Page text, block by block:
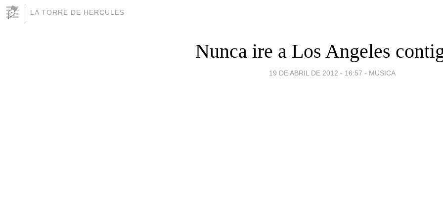
LA TORRE DE HERCULES
Nunca ire a Los Angeles
19 DE ABRIL DE 2012 - 16:57 - MUSICA